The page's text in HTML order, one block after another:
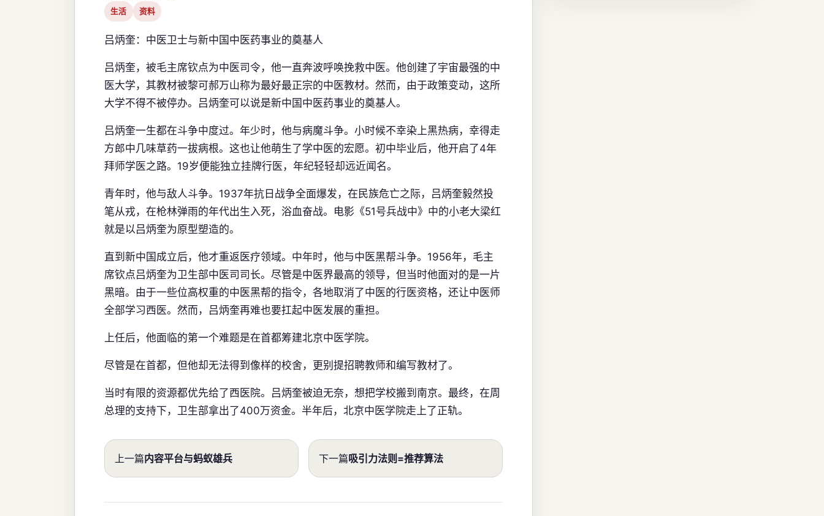
生活 资料
吕炳奎：中医卫士与新中国中医药事业的奠基人
吕炳奎，被毛主席钦点为中医司令，他一直奔波呼唤挽救中医。他创建了宇宙最强的中
医大学，其教材被黎可郝万山称为最好最正宗的中医教材。然而，由于政策变动，这所
大学不得不被停办。吕炳奎可以说是新中国中医药事业的奠基人。
吕炳奎一生都在斗争中度过。年少时，他与病魔斗争。小时候不幸染上黑热病，幸得走
方郎中几味草药一拔病根。这也让他萌生了学中医的宏愿。初中毕业后，他开启了4年
拜师学医之路。19岁便能独立挂牌行医，年纪轻轻却远近闻名。
青年时，他与敌人斗争。1937年抗日战争全面爆发，在民族危亡之际，吕炳奎毅然投
笔从戎，在枪林弹雨的年代出生入死，浴血奋战。电影《51号兵战中》中的小老大梁红
就是以吕炳奎为原型塑造的。
直到新中国成立后，他才重返医疗领域。中年时，他与中医黑帮斗争。1956年，毛主
席钦点吕炳奎为卫生部中医司司长。尽管是中医界最高的领导，但当时他面对的是一片
黑暗。由于一些位高权重的中医黑帮的指令，各地取消了中医的行医资格，还让中医师
全部学习西医。然而，吕炳奎再难也要扛起中医发展的重担。
上任后，他面临的第一个难题是在首都筹建北京中医学院。
尽管是在首都，但他却无法得到像样的校舍，更别提招聘教师和编写教材了。
当时有限的资源都优先给了西医院。吕炳奎被迫无奈，想把学校搬到南京。最终，在周
总理的支持下，卫生部拿出了400万资金。半年后，北京中医学院走上了正轨。
上一篇内容平台与蚂蚁雄兵 下一篇吸引力法则=推荐算法